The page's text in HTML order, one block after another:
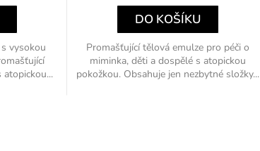
vysokou
DO KOŠÍKU
Promašťující tělová emulze pro péči o
miminka, děti a dospělé s atopickou
pokožkou. Obsahuje jen nezbytné složky...